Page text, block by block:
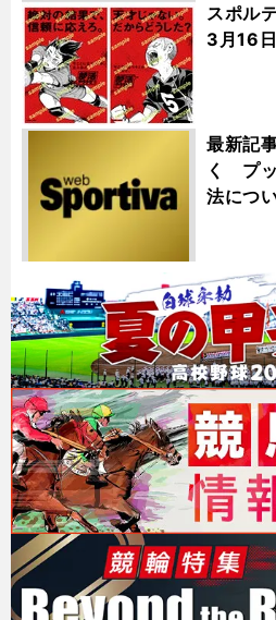
スポル
3月16
最新記
く プ
法につ